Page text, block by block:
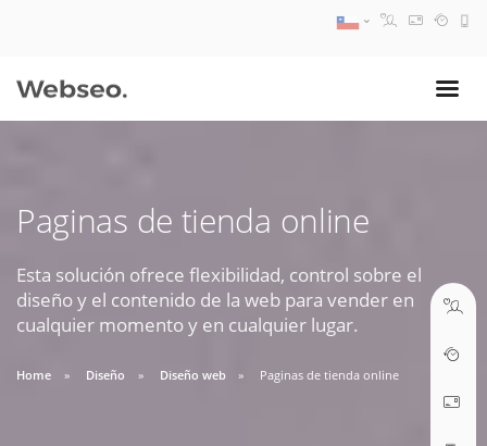
Paginas de tienda online
Esta solución ofrece flexibilidad, control sobre el
diseño y el contenido de la web para vender en
cualquier momento y en cualquier lugar.
Home Diseño Diseño web Paginas de tienda online
09:30 AM A 18:30 PM
soporte@webseo.cl
ABRIR TICKET